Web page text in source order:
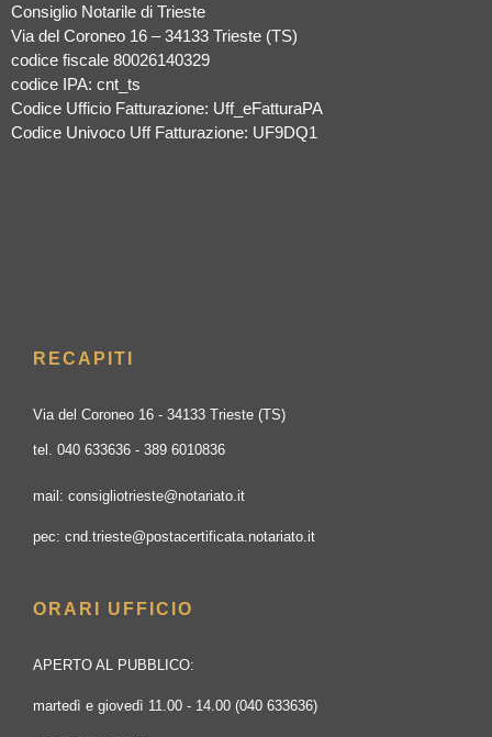
Consiglio Notarile di Trieste
Via del Coroneo 16 – 34133 Trieste (TS)
codice fiscale 80026140329
codice IPA: cnt_ts
Codice Ufficio Fatturazione: Uff_eFatturaPA
Codice Univoco Uff Fatturazione: UF9DQ1
RECAPITI
Via del Coroneo 16 - 34133 Trieste (TS)
tel. 040 633636 - 389 6010836
mail: consigliotrieste@notariato.it
pec: cnd.trieste@postacertificata.notariato.it
ORARI UFFICIO
APERTO AL PUBBLICO:
martedì e giovedì 11.00 - 14.00 (040 633636)